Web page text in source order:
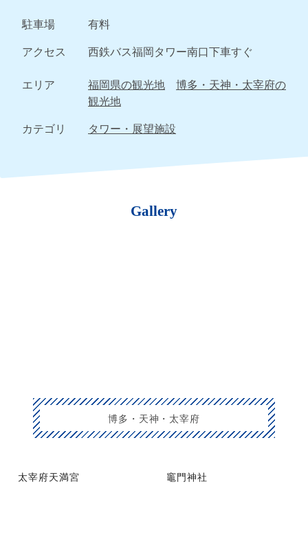
駐車場
有料
アクセス
西鉄バス福岡タワー南口下車すぐ
エリア 福岡県の観光地
博多・天神・太宰府の
観光地
カテゴリ
タワー・展望施設
Gallery
博多・天神・太宰府
太宰府天満宮 竈門神社